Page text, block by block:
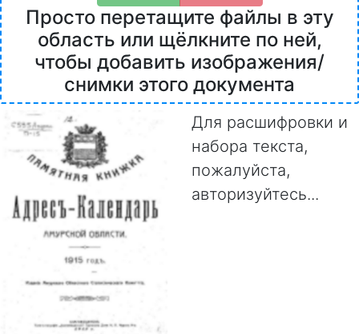
Просто перетащите файлы в эту
область или щёлкните по ней,
чтобы добавить изображения/
снимки этого документа
Для расшифровки и
набора текста,
пожалуйста,
авторизуйтесь...